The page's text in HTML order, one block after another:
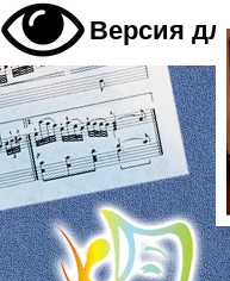
Версия